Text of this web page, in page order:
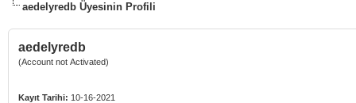
aedelyredb Üyesinin Profili
aedelyredb
(Account not Activated)
Kayıt Tarihi: 10-16-2021